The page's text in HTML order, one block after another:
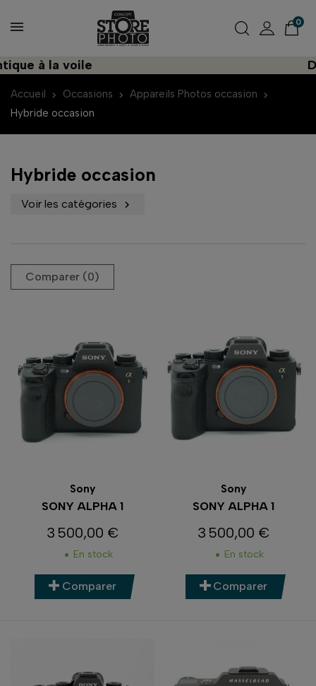
0
à la voile
Accueil Occasions
Appareils Photos occasion
Hybride occasion
Hybride occasion
Voir les catégories 
Comparer (0)‎
Sony
SONY ALPHA 1
Prix
3 500,00 €
En stock
Comparer
Sony
SONY ALPHA 1
Prix
3 500,00 €
En stock
Comparer